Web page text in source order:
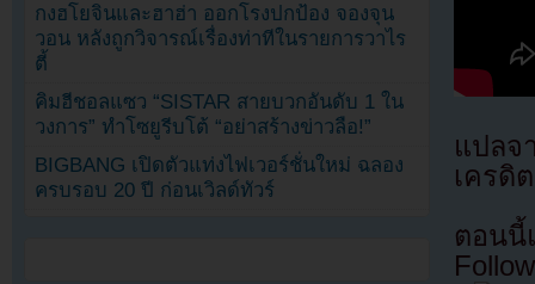
แปล
เครดิ
ตอนนี้
กงฮโยจินและฮาฮ่า ออกโรงปกป้อง จองจุน
วอน หลังถูกวิจารณ์เรื่องท่าทีในรายการวาไร
ตี้
คิมฮีชอลแซว “SISTAR สายบวกอันดับ 1 ใน
วงการ” ทำโซยูรีบโต้ “อย่าสร้างข่าวลือ!”
BIGBANG เปิดตัวแท่งไฟเวอร์ชั่นใหม่ ฉลอง
ครบรอบ 20 ปี ก่อนเวิลด์ทัวร์